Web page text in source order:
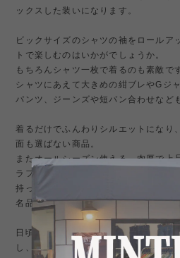
ックスした装いになります。
ビックサイズのシャツの袖をロールア
トで楽しむのはいかがでしょうか。
もちろんシャツ一枚で着るのも素敵で
シャツにあえて大きめの紺ブレやGジ
パンツ、ジーンズや短パン合わせなど
着るだけでふんわりシルエットになり
面も選ばない商品。
またオールシーズン使える、肉厚で上
ラフにガシガシ使えます。
持っていると便利で常に着たくなる、
名品です。
日頃からSUNSHINE＋CLOUD（サン
し、ビックサイズの商品をお探しの方